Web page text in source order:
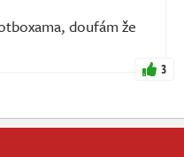
doufám že
3